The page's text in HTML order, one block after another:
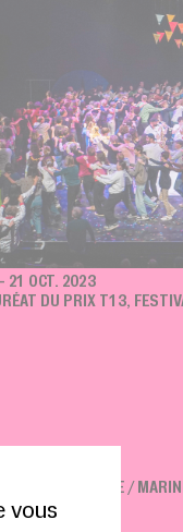
21 OCT. 2023
DU PRIX T13,
LA CABALE /
vous